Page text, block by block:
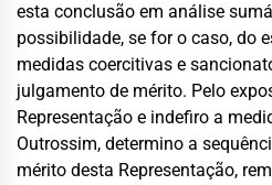
esta conclusão em análise
possibilidade, se for o caso, do
medidas coercitivas e
julgamento de mérito. Pelo
Representação e indefiro a
Outrossim, determino a
mérito desta Representação,